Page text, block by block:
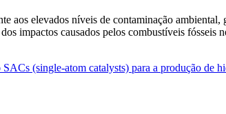
aos elevados níveis de contaminação
impactos causados pelos combustíveis
(single-atom catalysts) para a produção de